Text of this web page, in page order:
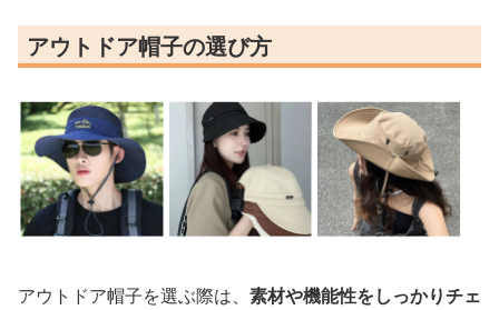
アウトドア帽子の選び方
アウトドア帽子を選ぶ際は、 素材や機能性をしっかりチェ